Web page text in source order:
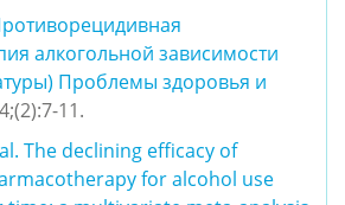
алкогольной зависимости
Проблемы здоровья и
11.
The declining efficacy of
for alcohol use